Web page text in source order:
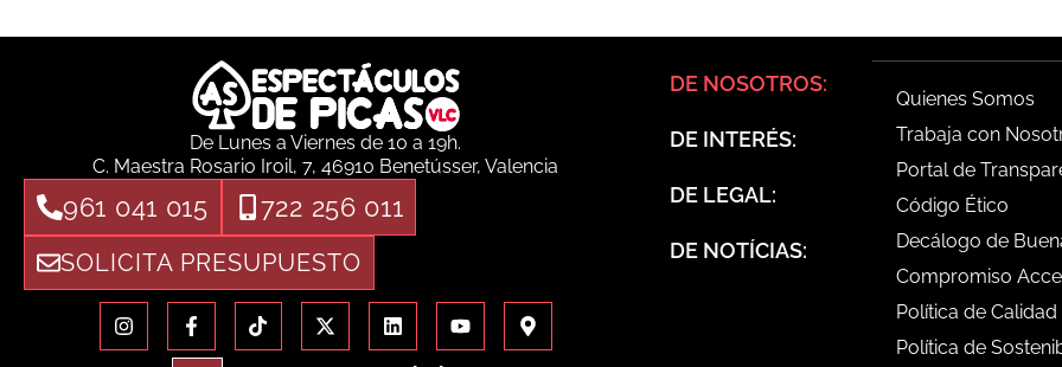
De Lunes a Viernes de 10 a 19h.
C. Maestra Rosario Iroil, 7, 46910 Benetússer, Valencia
961 041 015 722 256 011
SOLICITA PRESUPUESTO
DE NOSOTROS:
DE INTERÉS:
DE LEGAL:
DE NOTÍCIAS:
Quienes Somos
Trabaja con
Portal de
Código Ético
Decálogo de
Compromiso
Política de Calidad
Política de